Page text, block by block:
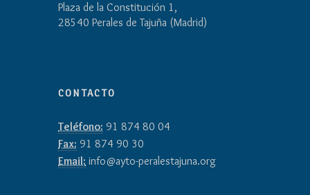
Plaza de la Constitución 1,
28540 Perales de Tajuña (Madrid)
CONTACTO
Teléfono: 91 874 80 04
Fax: 91 874 90 30
Email: info@ayto-peralestajuna.org